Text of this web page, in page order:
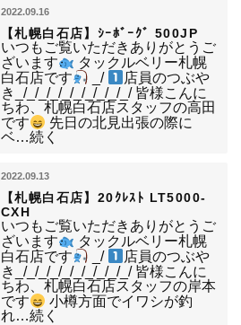
2022.09.16
【札幌白石店】ｼｰﾎﾞｰｸﾞ 500JP
いつもご覧いただきありがとうご
ざいます
タックルベリー札幌
白石店です
_/
店員のつぶや
き_/_/_/_/_/_/_/_/_/_/ 皆様こんに
ちわ、札幌白石店スタッフの高田
です
先日の北見出張の際に
ベ…続く
2022.09.13
【札幌白石店】20ｸﾚｽﾄ LT5000-
CXH
いつもご覧いただきありがとうご
ざいます
タックルベリー札幌
白石店です
_/
店員のつぶや
き_/_/_/_/_/_/_/_/_/_/ 皆様こんに
ちわ、札幌白石店スタッフの岸本
です
小樽方面でイワシが釣
れ…続く